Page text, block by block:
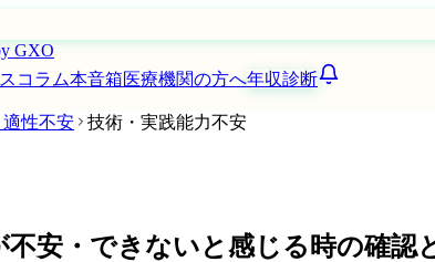
GXO
コラム本音箱医療機関の方へ年収診断
性不安 技術・実践能力不安
不安・できないと感じる時の確認